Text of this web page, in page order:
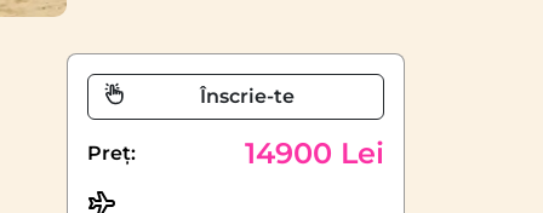
Înscrie-te
Preț: 14900 Lei